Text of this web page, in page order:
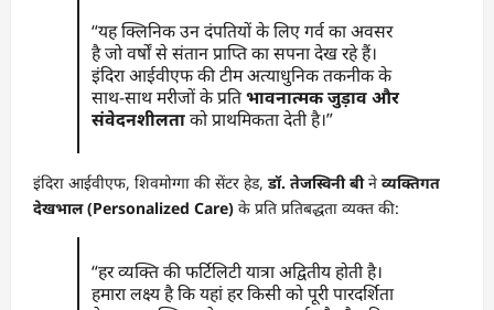
“यह क्लिनिक उन दंपतियों के लिए गर्व का अवसर
है जो वर्षों से संतान प्राप्ति का सपना देख रहे हैं।
इंदिरा आईवीएफ की टीम अत्याधुनिक तकनीक के
साथ-साथ मरीजों के प्रतिभावनात्मक जुड़ाव और
संवेदनशीलताको प्राथमिकता देती है।”
इंदिरा आईवीएफ, शिवमोग्गा की सेंटर हेड,डॉ. तेजस्विनी बीने व्यक्तिगत
देखभाल (Personalized Care) के प्रति प्रतिबद्धता व्यक्त की:
“हर व्यक्ति की फर्टिलिटी यात्रा अद्वितीय होती है।
हमारा लक्ष्य है कि यहां हर किसी को पूरी पारदर्शिता